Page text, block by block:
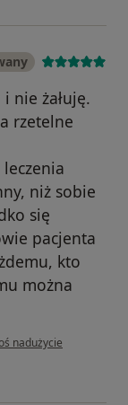
nie żałuję.
rzetelne
niż sobie
się
pacjenta
kto
można
użytkownika Sylwia
nadużycie